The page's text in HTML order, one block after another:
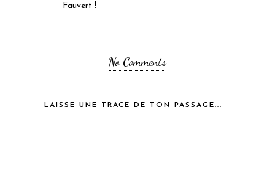
Fauvert !
No Comments
LAISSE UNE TRACE DE TON PASSAGE...